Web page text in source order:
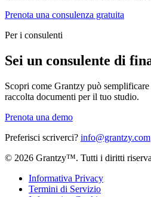
Prenota una consulenza gratuita
Per i consulenti
Sei un consulente di
Scopri come Grantzy può
raccolta documenti per il tuo studio.
Prenota una demo
Preferisci scriverci? info@grantzy.com
© 2026 Grantzy™. Tutti i diritti
Informativa Privacy
Termini di Servizio